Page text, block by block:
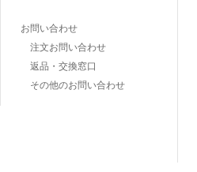
お問い合わせ
注文お問い合わせ
返品・交換窓口
その他のお問い合わせ